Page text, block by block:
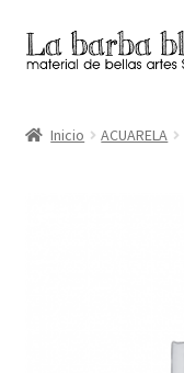
Ir
a
navegación
Ir
al
Inicio ACUARELA